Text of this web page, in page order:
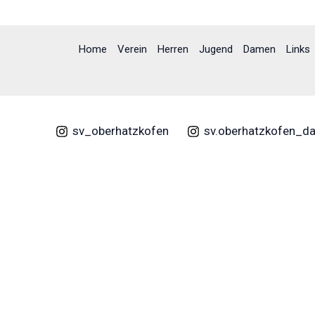
Home Verein Herren Jugend Damen Links
sv_oberhatzkofen